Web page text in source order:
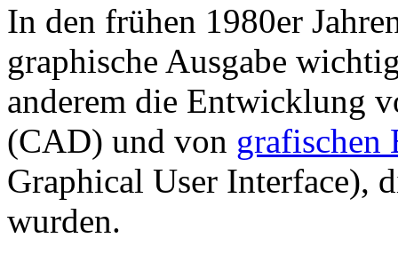
In den frühen 1980er
graphische Ausgabe
anderem die Entwicklung
(CAD) und von grafischen
Graphical User Interface),
wurden.